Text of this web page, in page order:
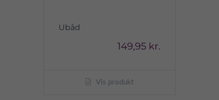
Ubåd
149,95 kr.
Vis produkt